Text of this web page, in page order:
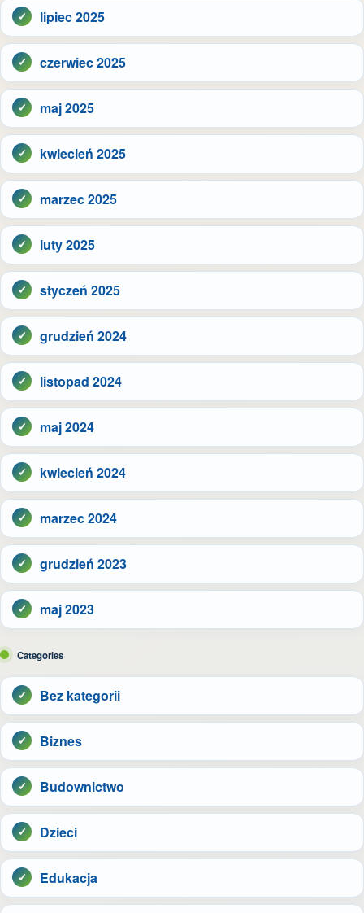
lipiec 2025
czerwiec 2025
maj 2025
kwiecień 2025
marzec 2025
luty 2025
styczeń 2025
grudzień 2024
listopad 2024
maj 2024
kwiecień 2024
marzec 2024
grudzień 2023
maj 2023
Categories
Bez kategorii
Biznes
Budownictwo
Dzieci
Edukacja